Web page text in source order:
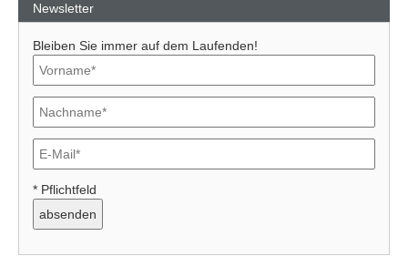
Previous
Newsletter
Bleiben Sie immer auf dem Laufenden!
* Pflichtfeld